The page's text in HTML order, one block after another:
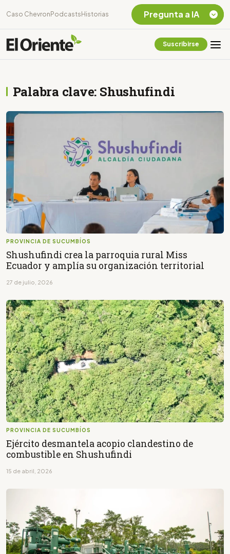
Caso Chevron Podcasts Historias
Suscribirse
Palabra clave: Shushufindi
PROVINCIA DE SUCUMBÍOS
Shushufindi crea la parroquia rural Miss
Ecuador y amplía su organización territorial
27 de julio, 2026
PROVINCIA DE SUCUMBÍOS
Ejército desmantela acopio clandestino de
combustible en Shushufindi
15 de abril, 2026
Pregunta a IA
Listar destinos
Amazonia Ecuatoriana
Ecuador?